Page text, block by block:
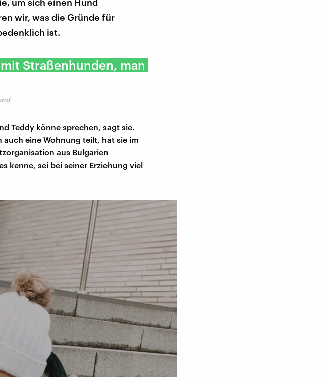
wir, was die Gründe für
ist.
Straßenhunden, man
Teddy könne sprechen, sagt sie.
eine Wohnung teilt, hat sie im
aus Bulgarien
kenne, sei bei seiner Erziehung viel